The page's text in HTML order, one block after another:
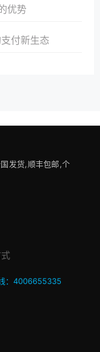
优势
付新生态
发货,顺丰包邮,个
：4006655335